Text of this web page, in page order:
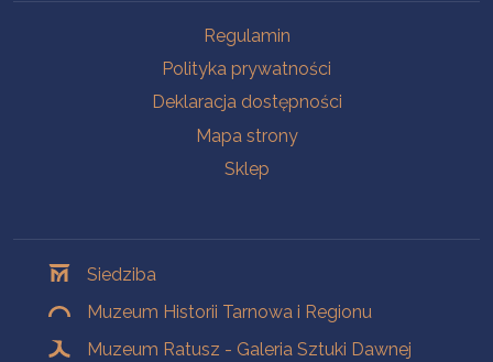
Regulamin
Polityka prywatności
Deklaracja dostępności
Mapa strony
Sklep
Siedziba
Muzeum Historii Tarnowa i Regionu
Muzeum Ratusz - Galeria Sztuki Dawnej